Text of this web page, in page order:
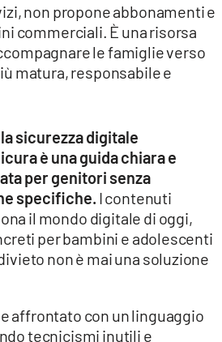
non propone abbonamenti e
commerciali. È una risorsa
le famiglie verso
matura, responsabile e
sicurezza digitale
è una guida chiara e
per genitori senza
specifiche. I contenuti
il mondo digitale di oggi,
per bambini e adolescenti
non è mai una soluzione
affrontato con un linguaggio
tecnicismi inutili e